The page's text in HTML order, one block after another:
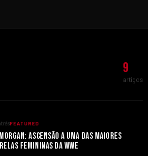
9
artigos
FEATURED
ASCENSÃO A UMA DAS MAIORES
FEMININAS DA WWE